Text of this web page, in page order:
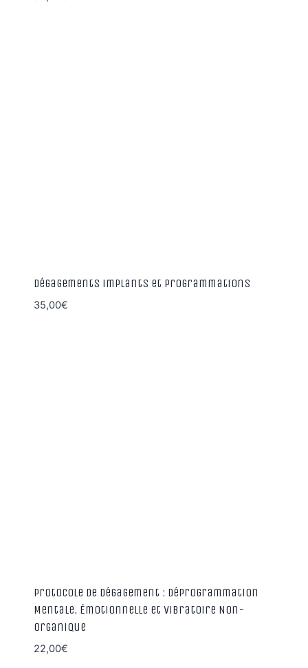
Dégagements implants et programmations
35,00€
Protocole de Dégagement : Déprogrammation
Mentale, Émotionnelle et Vibratoire Non-
Organique
22,00€